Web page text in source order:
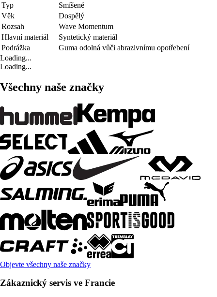
Typ
Smíšené
Věk
Dospělý
Rozsah
Wave Momentum
Hlavní materiál
Syntetický materiál
Podrážka
Guma odolná vůči abrazivnímu opotřebení
Loading...
Loading...
Všechny naše značky
Objevte všechny naše značky
Zákaznický servis ve Francie